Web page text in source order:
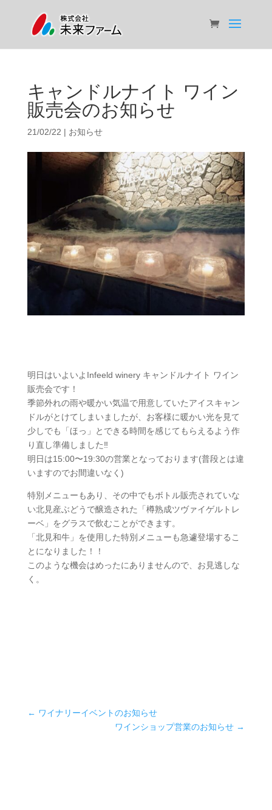
キャンドルナイト ワイン
販売会のお知らせ
21/02/22 | お知らせ
明日はいよいよInfeeld winery キャンドルナイト ワイン
販売会です！
季節外れの雨や暖かい気温で用意していたアイスキャン
ドルがとけてしまいましたが、お客様に暖かい光を見て
少しでも「ほっ」とできる時間を感じてもらえるよう作
り直し準備しました‼️
明日は15:00〜19:30の営業となっております(普段とは違
いますのでお間違いなく)
特別メニューもあり、その中でもボトル販売されていな
い北見産ぶどうで醸造された「樽熟成ツヴァイゲルトレ
ーベ」をグラスで飲むことができます。
「北見和牛」を使用した特別メニューも急遽登場するこ
とになりました！！
このような機会はめったにありませんので、お見逃しな
く。
← ワイナリーイベントのお知らせ
ワインショップ営業のお知らせ →